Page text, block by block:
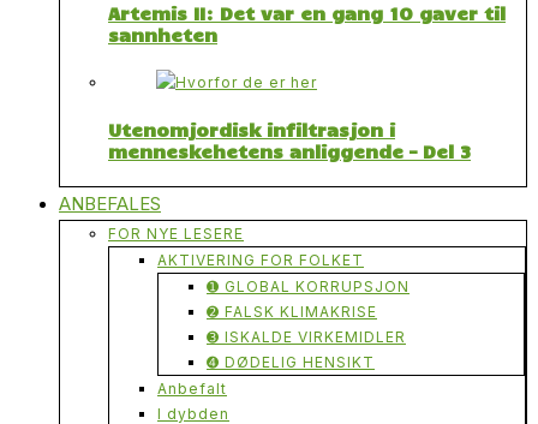
Artemis II: Det var en gang 10 gaver til
sannheten
Utenomjordisk infiltrasjon i
menneskehetens anliggende – Del 3
ANBEFALES
FOR NYE LESERE
AKTIVERING FOR FOLKET
➊ GLOBAL KORRUPSJON
➋ FALSK KLIMAKRISE
➌ ISKALDE VIRKEMIDLER
➍ DØDELIG HENSIKT
Anbefalt
I dybden